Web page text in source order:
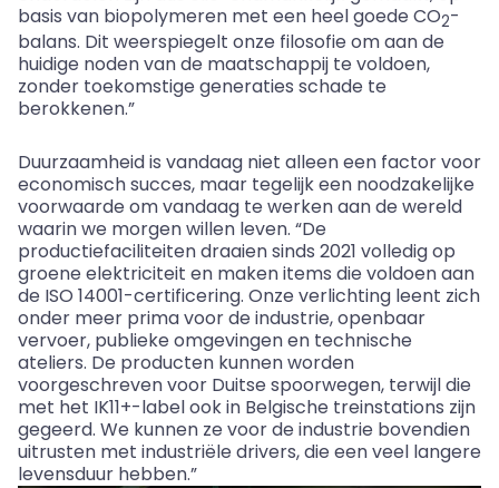
basis van biopolymeren met een heel goede CO2-
balans. Dit weerspiegelt onze filosofie om aan de
huidige noden van de maatschappij te voldoen,
zonder toekomstige generaties schade te
berokkenen.”
Duurzaamheid is vandaag niet alleen een factor voor
economisch succes, maar tegelijk een noodzakelijke
voorwaarde om vandaag te werken aan de wereld
waarin we morgen willen leven. “De
productiefaciliteiten draaien sinds 2021 volledig op
groene elektriciteit en maken items die voldoen aan
de ISO 14001-certificering. Onze verlichting leent zich
onder meer prima voor de industrie, openbaar
vervoer, publieke omgevingen en technische
ateliers. De producten kunnen worden
voorgeschreven voor Duitse spoorwegen, terwijl die
met het IK11+-label ook in Belgische treinstations zijn
gegeerd. We kunnen ze voor de industrie bovendien
uitrusten met industriële drivers, die een veel langere
levensduur hebben.”